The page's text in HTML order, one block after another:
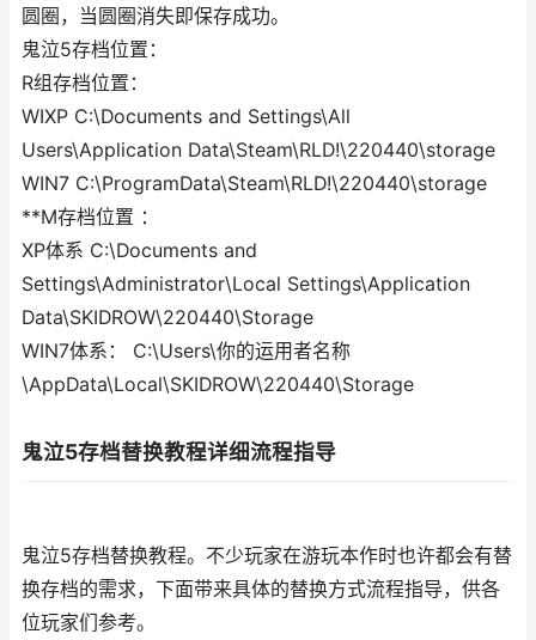
圆圈，当圆圈消失即保存成功。
鬼泣5存档位置：
R组存档位置：
WIXP C:\Documents and Settings\All
Users\Application Data\Steam\RLD!\220440\storage
WIN7 C:\ProgramData\Steam\RLD!\220440\storage
**M存档位置 ：
XP体系 C:\Documents and
Settings\Administrator\Local Settings\Application
Data\SKIDROW\220440\Storage
WIN7体系： C:\Users\你的运用者名称
\AppData\Local\SKIDROW\220440\Storage
鬼泣5存档替换教程详细流程指导
鬼泣5存档替换教程。不少玩家在游玩本作时也许都会有替
换存档的需求，下面带来具体的替换方式流程指导，供各
位玩家们参考。